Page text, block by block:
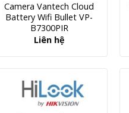
Camera Vantech Cloud
Battery Wifi Bullet VP-
B7300PIR
Liên hệ